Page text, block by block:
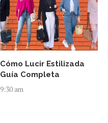
Cómo Lucir Estilizada
Guía Completa
9:30 am